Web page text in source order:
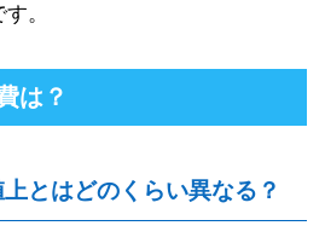
。
は？
とはどのくらい異なる？